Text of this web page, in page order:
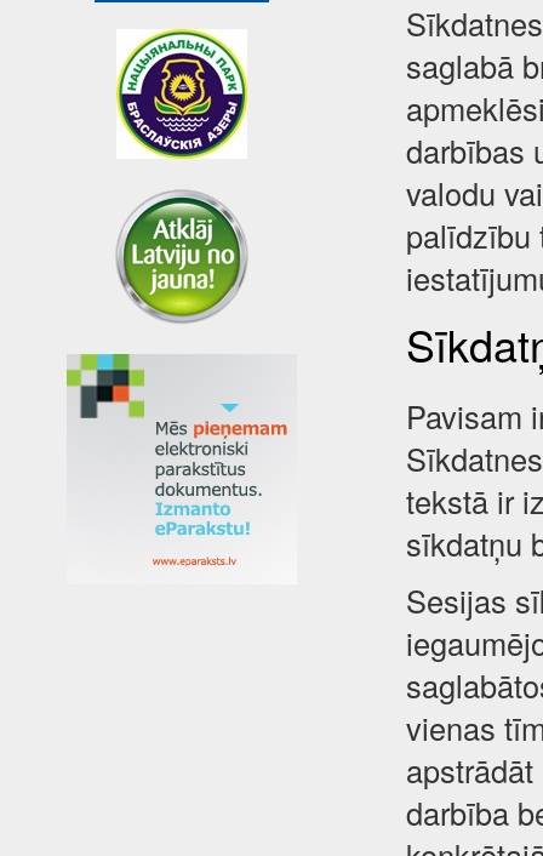
saglabā
darbības
valodu
palīdzību
Pavisam
tekstā ir
sīkdatņu
Sesijas
vienas
darbība